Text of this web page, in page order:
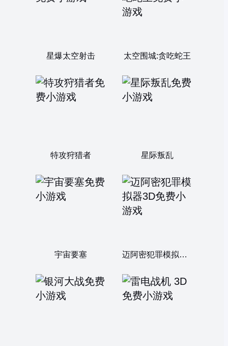
星爆太空射击 太空围城:贪吃蛇王
特攻狩猎者 星际叛乱
宇宙要塞 迈阿密犯罪模拟器3D